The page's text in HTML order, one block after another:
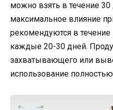
можно взять в течение
максимальное влияние
рекомендуются в
каждые 20-30 дней.
захватывающего или
использование